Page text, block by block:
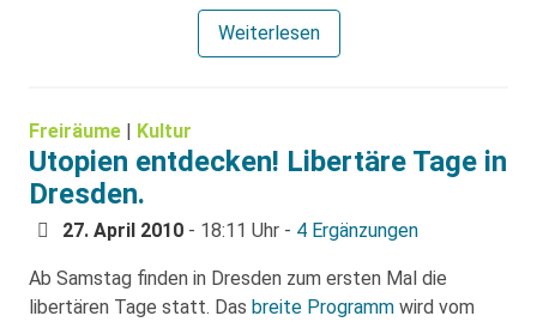
Weiterlesen
Freiräume | Kultur
Utopien entdecken! Libertäre Tage in
Dresden.
27. April 2010 - 18:11 Uhr - 4 Ergänzungen
Ab Samstag finden in Dresden zum ersten Mal die
libertären Tage statt. Das breite Programm wird vom